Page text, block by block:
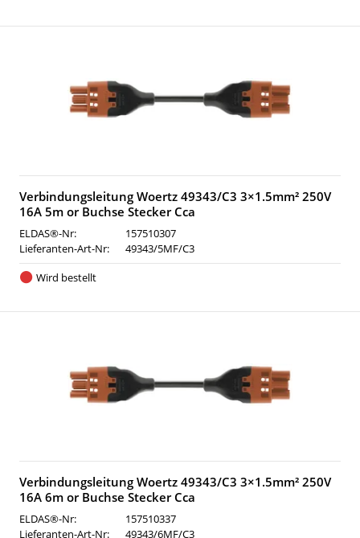
Verbindungsleitung Woertz 49343/C3 3×1.5mm² 250V
16A 5m or Buchse Stecker Cca
ELDAS®-Nr:
157510307
Lieferanten-Art-Nr:
49343/5MF/C3
Wird bestellt
Verbindungsleitung Woertz 49343/C3 3×1.5mm² 250V
16A 6m or Buchse Stecker Cca
ELDAS®-Nr:
157510337
Lieferanten-Art-Nr:
49343/6MF/C3